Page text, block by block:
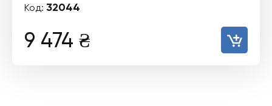
Код: 32044
9 474 ₴